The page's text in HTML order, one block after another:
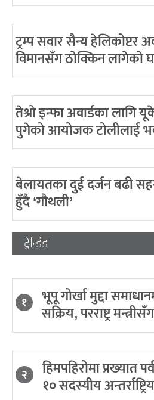
ट्रम्प सवार सैन्य हेलिकोप्टर
विमानसँग ठोक्किन लागेको
तेश्रो इन्फा अवार्डका लागि
पुगेको आयोजक टोलीलाई
बेलायतका दुई दर्जन बढी
हुँदै ‘गौथली’
ट्रेन्डिङ
१ भूपू गोर्खा मुद्दा
सक्रिय, परराष्ट्र
२ हिमपहिरोमा प्रख्यात
१० सदस्यीय